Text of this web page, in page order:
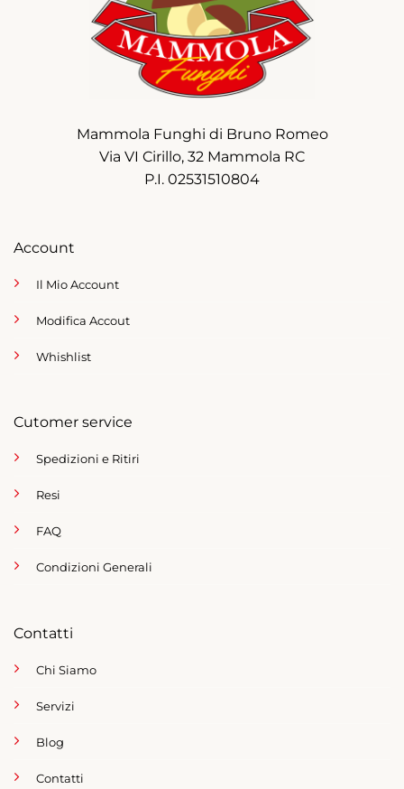
Mammola Funghi di Bruno Romeo
Via VI Cirillo, 32 Mammola RC
P.I. 02531510804
Account
Il Mio Account
Modifica Accout
Whishlist
Cutomer service
Spedizioni e Ritiri
Resi
FAQ
Condizioni Generali
Contatti
Chi Siamo
Servizi
Blog
Contatti